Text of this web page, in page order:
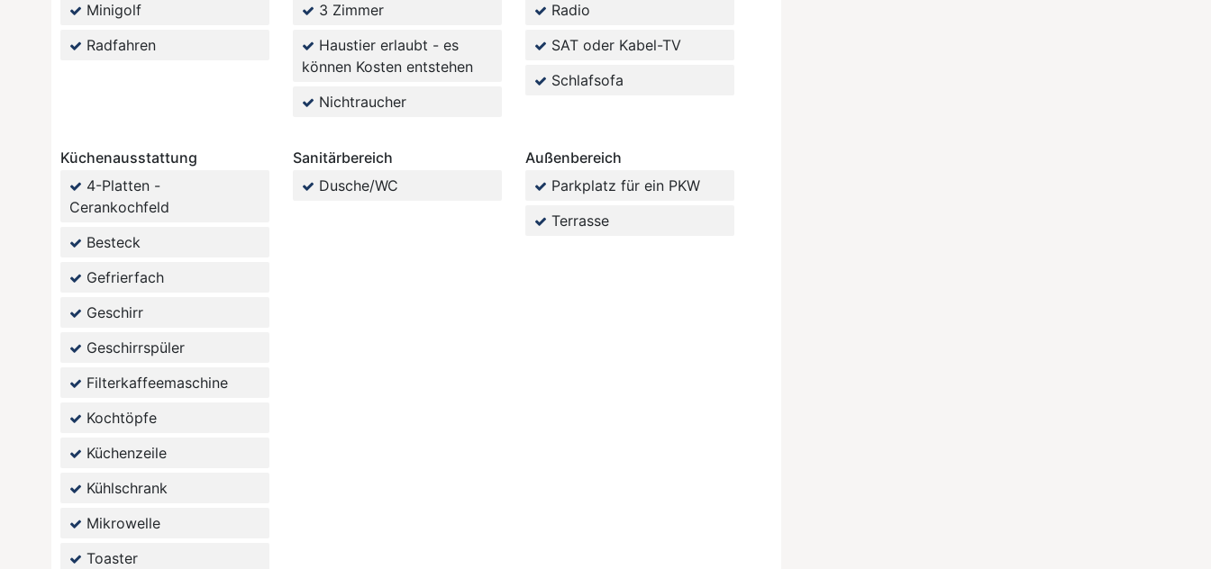
Minigolf
Radfahren
3 Zimmer
Haustier erlaubt - es
können Kosten entstehen
Nichtraucher
Radio
SAT oder Kabel-TV
Schlafsofa
Küchenausstattung
4-Platten -
Cerankochfeld
Besteck
Gefrierfach
Geschirr
Geschirrspüler
Filterkaffeemaschine
Kochtöpfe
Küchenzeile
Kühlschrank
Mikrowelle
Toaster
Sanitärbereich
Dusche/WC
Außenbereich
Parkplatz für ein PKW
Terrasse